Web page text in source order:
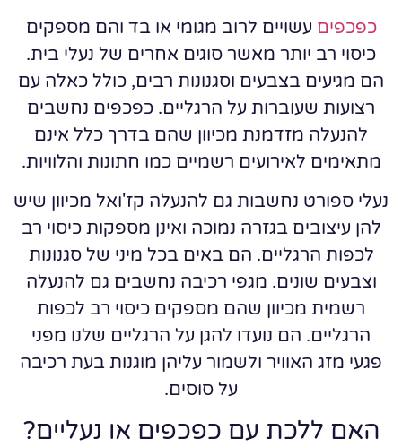
כפכפים עשויים לרוב מגומי או בד והם מספקים
כיסוי רב יותר מאשר סוגים אחרים של נעלי בית.
הם מגיעים בצבעים וסגנונות רבים, כולל כאלה עם
רצועות שעוברות על הרגליים. כפכפים נחשבים
להנעלה מזדמנת מכיוון שהם בדרך כלל אינם
מתאימים לאירועים רשמיים כמו חתונות והלוויות.
נעלי ספורט נחשבות גם להנעלה קז'ואל מכיוון שיש
להן עיצובים בגזרה נמוכה ואינן מספקות כיסוי רב
לכפות הרגליים. הם באים בכל מיני של סגנונות
וצבעים שונים. מגפי רכיבה נחשבים גם להנעלה
רשמית מכיוון שהם מספקים כיסוי רב לכפות
הרגליים. הם נועדו להגן על הרגליים שלנו מפני
פגעי מזג האוויר ולשמור עליהן מוגנות בעת רכיבה
על סוסים.
האם ללכת עם כפכפים או נעליים?